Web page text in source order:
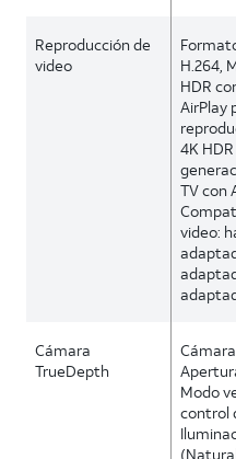
Reproducción de
video
H.264,
HDR
AirPlay
4K
TV con
video:
Cámara
TrueDepth
Modo
control